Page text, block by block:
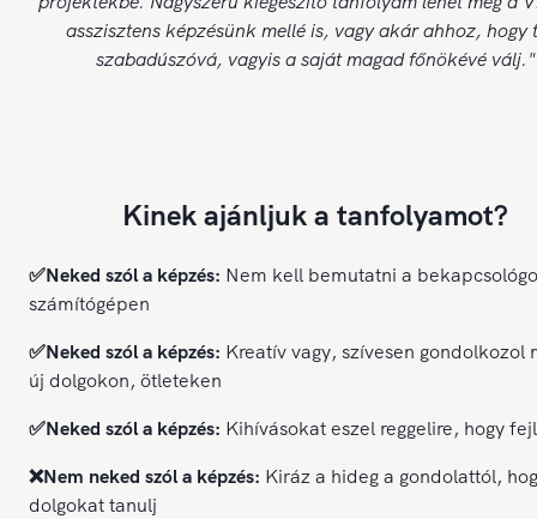
asszisztens képzésünk mellé is, vagy akár ahhoz, hogy
szabadúszóvá, vagyis a saját magad főnökévé válj."
Kinek ajánljuk a tanfolyamot?
✅Neked szól a képzés: Nem kell bemutatni a
számítógépen
✅Neked szól a képzés: Kreatív vagy, szívesen gondolkozol
új dolgokon, ötleteken
✅Neked szól a képzés: Kihívásokat eszel reggelire, hogy
❌Nem neked szól a képzés: Kiráz a hideg a gondolattól,
dolgokat tanulj